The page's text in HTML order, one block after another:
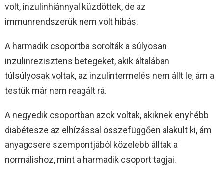
volt, inzulinhiánnyal küzdöttek, de az
immunrendszerük nem volt hibás.
A harmadik csoportba sorolták a súlyosan
inzulinrezisztens betegeket, akik általában
túlsúlyosak voltak, az inzulintermelés nem állt le, ám a
testük már nem reagált rá.
A negyedik csoportban azok voltak, akiknek enyhébb
diabétesze az elhízással összefüggően alakult ki, ám
anyagcsere szempontjából közelebb álltak a
normálishoz, mint a harmadik csoport tagjai.